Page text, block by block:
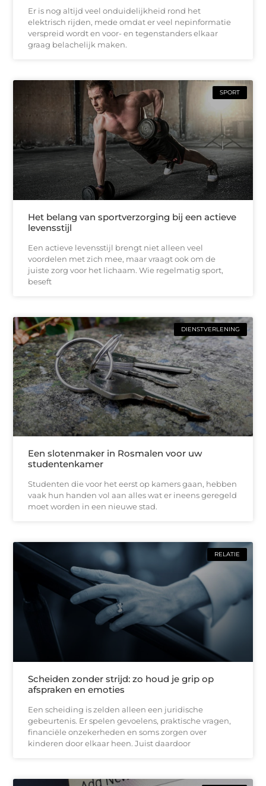
Er is nog altijd veel onduidelijkheid rond het
elektrisch rijden, mede omdat er veel nepinformatie
verspreid wordt en voor- en tegenstanders elkaar
graag belachelijk maken.
SPORT
Het belang van sportverzorging bij een actieve
levensstijl
Een actieve levensstijl brengt niet alleen veel
voordelen met zich mee, maar vraagt ook om de
juiste zorg voor het lichaam. Wie regelmatig sport,
beseft
DIENSTVERLENING
Een slotenmaker in Rosmalen voor uw
studentenkamer
Studenten die voor het eerst op kamers gaan, hebben
vaak hun handen vol aan alles wat er ineens geregeld
moet worden in een nieuwe stad.
RELATIE
Scheiden zonder strijd: zo houd je grip op
afspraken en emoties
Een scheiding is zelden alleen een juridische
gebeurtenis. Er spelen gevoelens, praktische vragen,
financiële onzekerheden en soms zorgen over
kinderen door elkaar heen. Juist daardoor